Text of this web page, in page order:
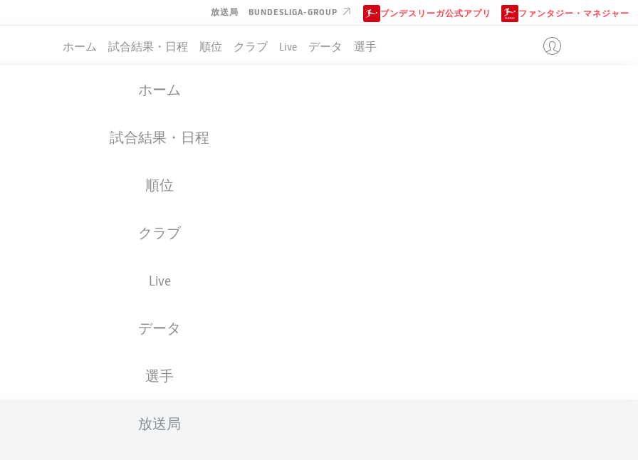
放送局 BUNDESLIGA-GROUP ブンデスリーガ公式アプリ ファンタジー・マネジャー
ホーム 試合結果・日程 順位 クラブ Live データ 選手
ホーム
試合結果・日程
順位
クラブ
Live
データ
選手
放送局
18.04.1997